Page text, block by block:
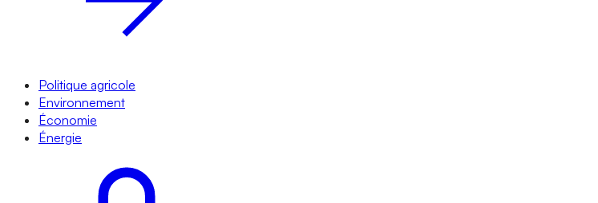
Politique agricole
Environnement
Économie
Énergie